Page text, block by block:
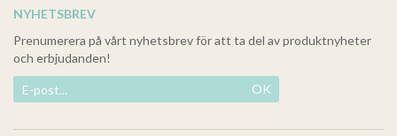
NYHETSBREV
Prenumerera på vårt nyhetsbrev för att ta del av produktnyheter
och erbjudanden!
OK